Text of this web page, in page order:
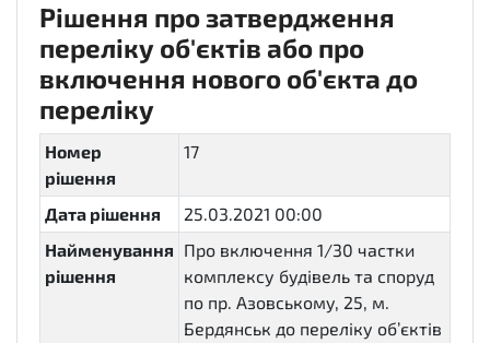
Рішення про затвердження
переліку об'єктів або про
включення нового об'єкта до
переліку
Номер
рішення
17
Дата рішення
25.03.2021 00:00
Найменування
рішення
Про включення 1/30 частки
комплексу будівель та споруд
по пр. Азовському, 25, м.
Бердянськ до переліку об’єктів